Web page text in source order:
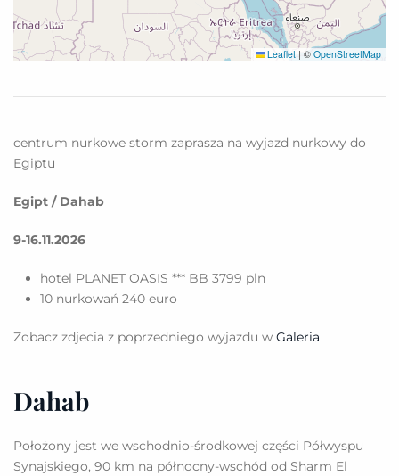
Leaflet | © OpenStreetMap
centrum nurkowe storm zaprasza na wyjazd nurkowy do
Egiptu
Egipt / Dahab
9-16.11.2026
hotel PLANET OASIS *** BB 3799 pln
10 nurkowań 240 euro
Zobacz zdjecia z poprzedniego wyjazdu w Galeria
Dahab
Położony jest we wschodnio-środkowej części Półwyspu
Synajskiego, 90 km na północny-wschód od Sharm El